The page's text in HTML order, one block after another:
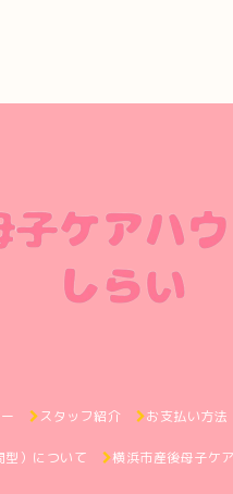
スタッフ紹介 お支払い方法
型）について 横浜市産後母子ケ